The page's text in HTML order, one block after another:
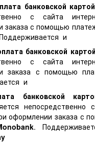
банковской картой
с сайта
заказа с помощью
и
банковской
с сайта
заказа с помощью
и
банковской
непосредственно
оформлении заказа с
.